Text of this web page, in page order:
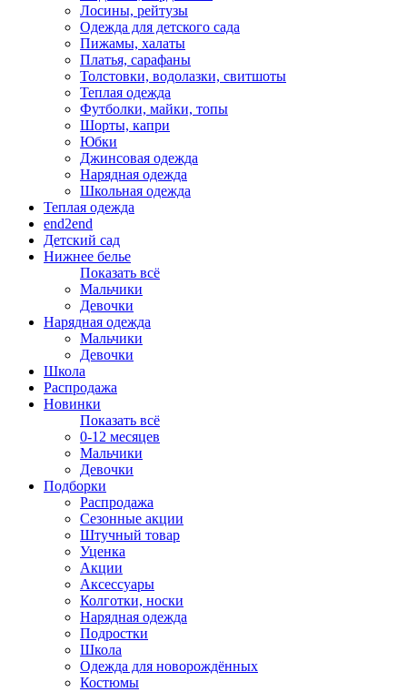
Лосины, рейтузы
Одежда для детского сада
Пижамы, халаты
Платья, сарафаны
Толстовки, водолазки, свитшоты
Теплая одежда
Футболки, майки, топы
Шорты, капри
Юбки
Джинсовая одежда
Нарядная одежда
Школьная одежда
Теплая одежда
end2end
Детский сад
Нижнее белье
Показать всё
Мальчики
Девочки
Нарядная одежда
Мальчики
Девочки
Школа
Распродажа
Новинки
Показать всё
0-12 месяцев
Мальчики
Девочки
Подборки
Распродажа
Сезонные акции
Штучный товар
Уценка
Акции
Аксессуары
Колготки, носки
Нарядная одежда
Подростки
Школа
Одежда для новорождённых
Костюмы